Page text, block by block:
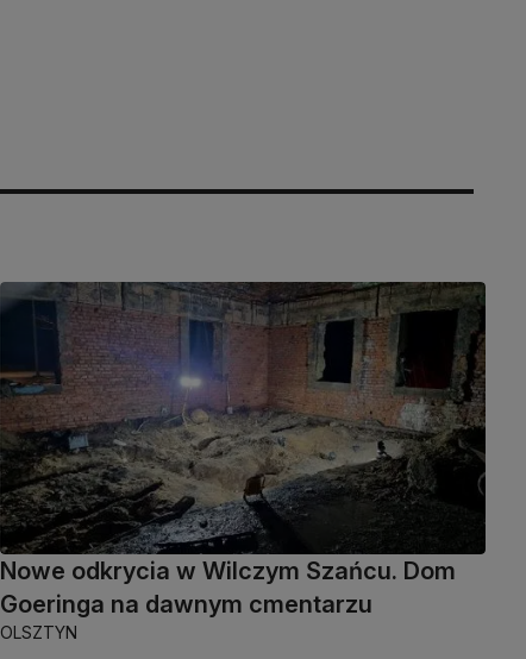
Nowe odkrycia w Wilczym Szańcu. Dom
Goeringa na dawnym cmentarzu
OLSZTYN